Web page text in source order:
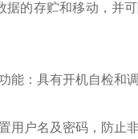
存贮和移动，并可
：具有开机自检和
户名及密码，防止